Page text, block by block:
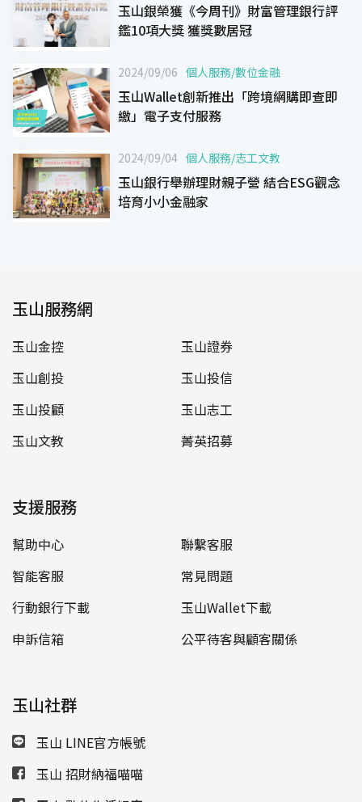
玉山銀榮獲《今周刊》財富管理銀行評
鑑10項大獎 獲獎數居冠
2024/09/06 個人服務/數位金融
玉山Wallet創新推出「跨境網購即查即
繳」電子支付服務
2024/09/04 個人服務/志工文教
玉山銀行舉辦理財親子營 結合ESG觀念
培育小小金融家
玉山服務網
玉山金控
玉山證券
玉山創投
玉山投信
玉山投顧
玉山志工
玉山文教
菁英招募
支援服務
幫助中心
聯繫客服
智能客服
常見問題
行動銀行下載
玉山Wallet下載
申訴信箱
公平待客與顧客關係
玉山社群
玉山 LINE官方帳號
玉山 招財納福喵喵